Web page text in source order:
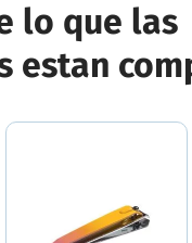
lo que las
estan